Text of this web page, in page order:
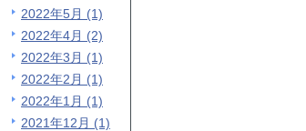
2022年5月 (1)
2022年4月 (2)
2022年3月 (1)
2022年2月 (1)
2022年1月 (1)
2021年12月 (1)